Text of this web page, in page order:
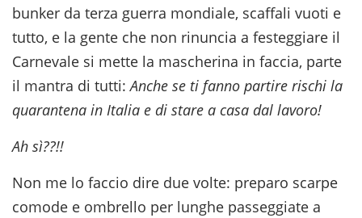
bunker da terza guerra mondiale, scaffali vuoti e
tutto, e la gente che non rinuncia a festeggiare il
Carnevale si mette la mascherina in faccia, parte
il mantra di tutti:Anche se ti fanno partire rischi la
quarantena in Italia e di stare a casa dal lavoro!
Ah sì??!!
Non me lo faccio dire due volte: preparo scarpe
comode e ombrello per lunghe passeggiate a